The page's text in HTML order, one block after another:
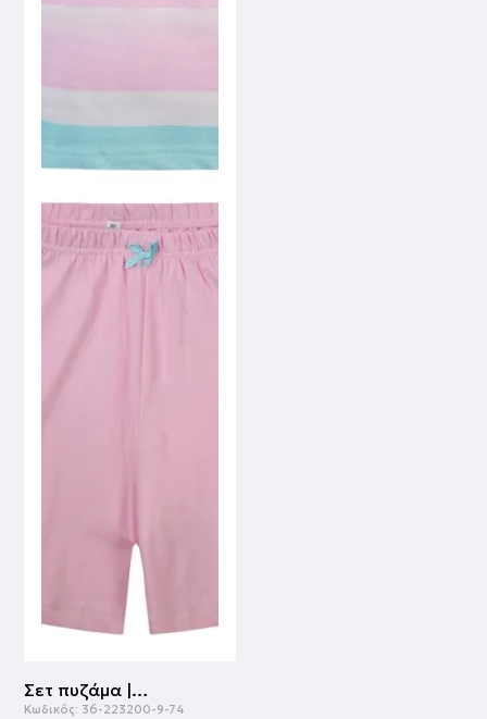
Σετ πυζάμα | ΤΡΙΑΝΤΑΦΥΛΛΙ
Κωδικός: 36-223200-9-74